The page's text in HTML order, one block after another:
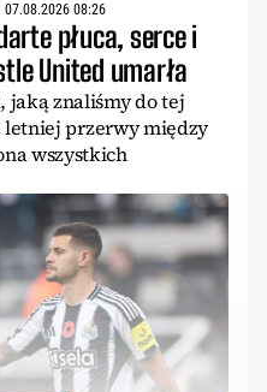
07.08.2026 08:26
płuca, serce i
United umarła
jaką znaliśmy do tej
letniej przerwy między
wszystkich